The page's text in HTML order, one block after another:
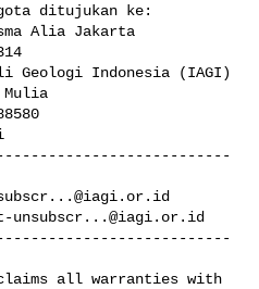
ditujukan ke:
Alia Jakarta
Geologi Indonesia (IAGI)
Mulia
unsubscr...@iagi.or.id
all warranties with